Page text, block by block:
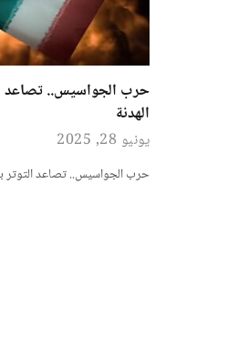
حرب الجواسيس.. تصاعد
الهدنة
يونيو 28, 2025
حرب الجواسيس.. تصاعد التوتر